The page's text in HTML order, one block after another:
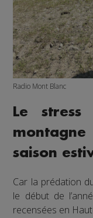
Radio Mont Blanc
Le
saison
Car la prédation
le début de
recensées en